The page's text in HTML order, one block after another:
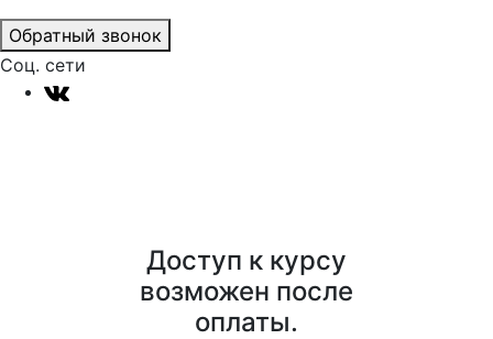
Обратный звонок
Соц. сети
Доступ к курсу
возможен после
оплаты.